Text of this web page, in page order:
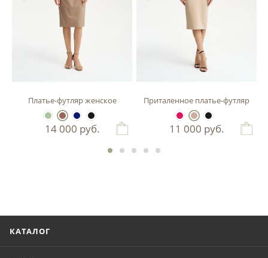
Платье-футляр женское
14 000 руб.
Приталенное платье-футляр
11 000 руб.
КАТАЛОГ